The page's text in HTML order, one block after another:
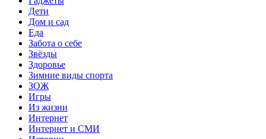
Дети
Дом и сад
Еда
Забота о себе
Звёзды
Здоровье
Зимние виды спорта
ЗОЖ
Игры
Из жизни
Интернет
Интернет и СМИ